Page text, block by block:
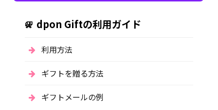
dpon Giftの利用ガイド
利用方法
ギフトを贈る方法
ギフトメールの例